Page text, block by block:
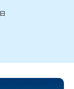
ブ・コンサート
ース・買取